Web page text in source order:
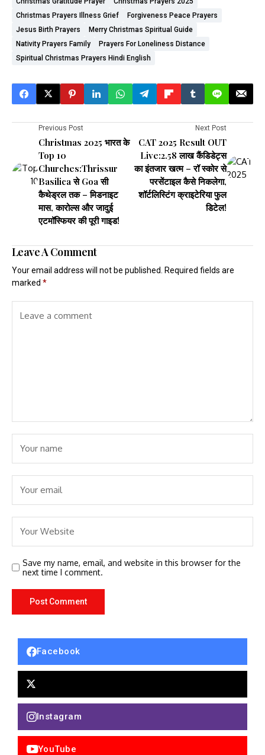
Christmas Prayers Illness Grief
Forgiveness Peace Prayers
Jesus Birth Prayers
Merry Christmas Spiritual Guide
Nativity Prayers Family
Prayers For Loneliness Distance
Spiritual Christmas Prayers Hindi English
Previous Post
Christmas 2025 भारत के
Top 10
Churches:Thrissur
Basilica से Goa सी
कैथेड्रल तक – मिडनाइट
मास, कारोल्स और जादुई
एटमॉस्फियर की पूरी गाइड!
Next Post
CAT 2025 Result OUT
Live:2.58 लाख कैंडिडेट्स
का इंतजार खत्म – रॉ स्कोर से
परसेंटाइल कैसे निकलेगा,
शॉर्टलिस्टिंग क्राइटेरिया फुल
डिटेल!
Leave A Comment
Your email address will not be published. Required fields are
marked *
Save my name, email, and website in this browser for the
next time I comment.
Facebook
Instagram
YouTube